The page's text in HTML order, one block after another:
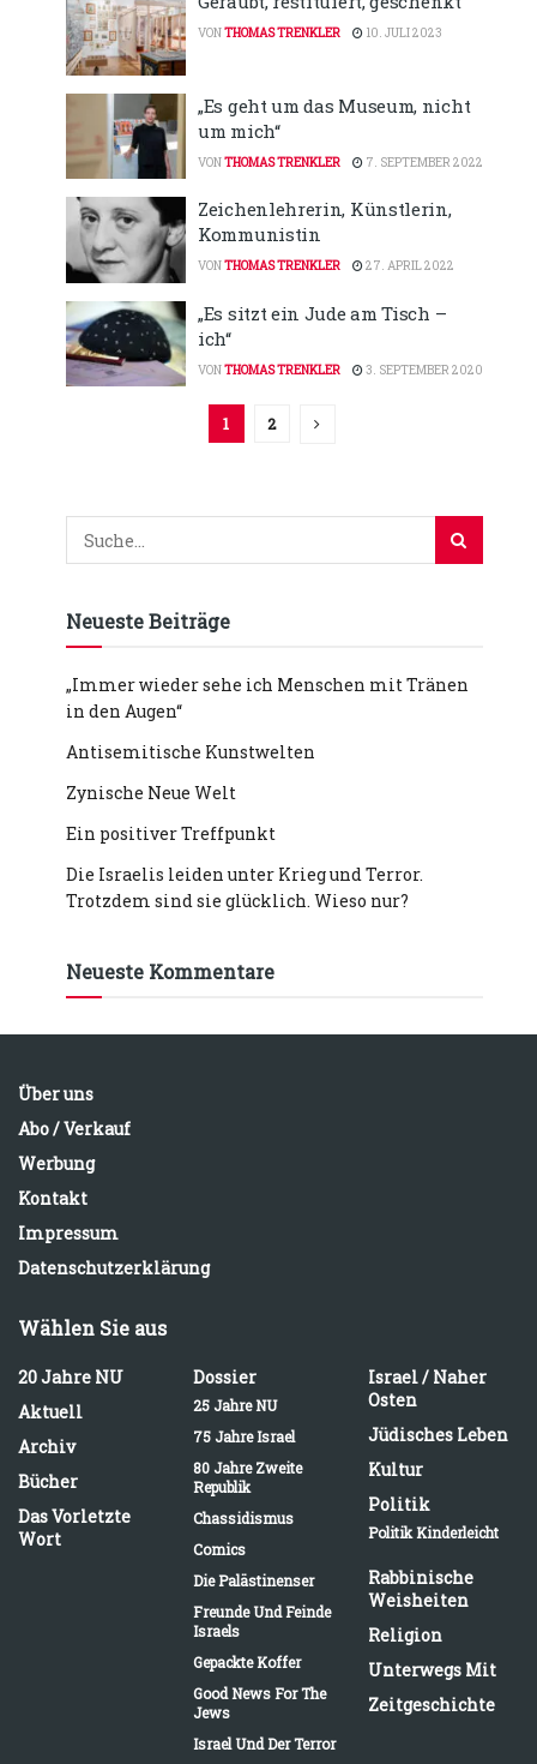
VONTHOMAS TRENKLER 10. JULI 2023
„Es geht um das Museum, nicht
um mich“
VONTHOMAS TRENKLER 7. SEPTEMBER 2022
Zeichenlehrerin, Künstlerin,
Kommunistin
VONTHOMAS TRENKLER 27. APRIL 2022
„Es sitzt ein Jude am Tisch –
ich“
VONTHOMAS TRENKLER 3. SEPTEMBER 2020
1 2
Neueste Beiträge
„Immer wieder sehe ich Menschen mit Tränen
in den Augen“
Antisemitische Kunstwelten
Zynische Neue Welt
Ein positiver Treffpunkt
Die Israelis leiden unter Krieg und Terror.
Trotzdem sind sie glücklich. Wieso nur?
Neueste Kommentare
Über uns
Abo / Verkauf
Werbung
Kontakt
Impressum
Datenschutzerklärung
Wählen Sie aus
20 Jahre NU
Aktuell
Archiv
Bücher
Das Vorletzte
Wort
Dossier
25 Jahre NU
75 Jahre Israel
80 Jahre Zweite
Republik
Chassidismus
Comics
Die Palästinenser
Freunde Und Feinde
Israels
Gepackte Koffer
Good News For The
Jews
Israel Und Der Terror
Israel / Naher
Osten
Jüdisches Leben
Kultur
Politik
Politik Kinderleicht
Rabbinische
Weisheiten
Religion
Unterwegs Mit
Zeitgeschichte